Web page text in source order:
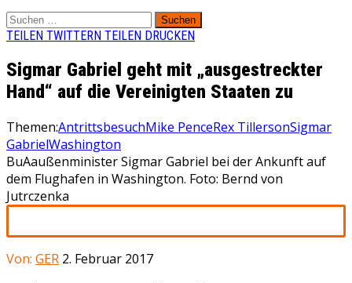
Suchen
nach:
TEILEN TWITTERN TEILEN DRUCKEN
Sigmar Gabriel geht mit „ausgestreckter
Hand“ auf die Vereinigten Staaten zu
Themen:AntrittsbesuchMike PenceRex TillersonSigmar
GabrielWashington
BuAaußenminister Sigmar Gabriel bei der Ankunft auf
dem Flughafen in Washington. Foto: Bernd von
Jutrczenka
Von: GER 2. Februar 2017